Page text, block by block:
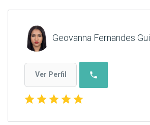
Geovanna Fernandes
Ver Perfil phone
starstarstarstarstar